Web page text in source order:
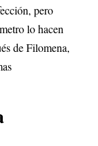
pero
lo hacen
de Filomena,